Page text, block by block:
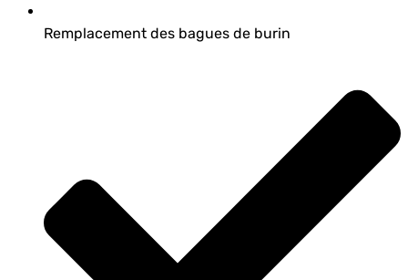
Remplacement des bagues de burin